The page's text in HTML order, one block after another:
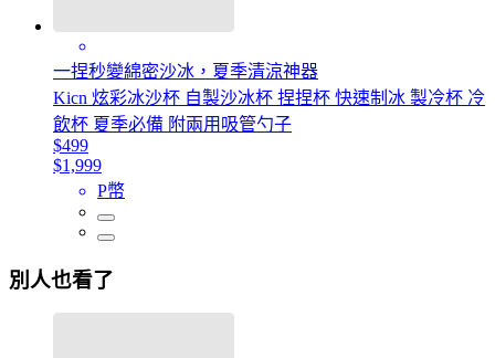
一捏秒變綿密沙冰，夏季清涼神器
Kicn 炫彩冰沙杯 自製沙冰杯 捏捏杯 快速制冰 製冷杯 冷
飲杯 夏季必備 附兩用吸管勺子
$499
$1,999
P幣
別人也看了